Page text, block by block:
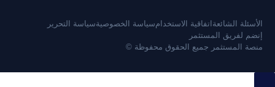
الأسئلة الشائعة اتفاقية الاستخدامسياسة الخصوصيةسياسة التحرير
إنضم لفريق المستثمر
منصة المستثمر جميع الحقوق محفوظة ©
تسجيل